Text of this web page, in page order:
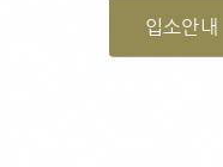
입소안내